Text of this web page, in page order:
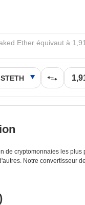
Ether équivaut à
cryptomonnaies les
Notre convertisseur